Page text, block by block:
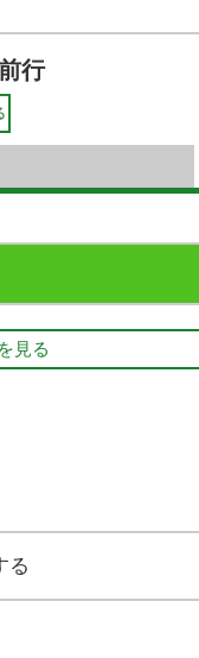
行
見る
る